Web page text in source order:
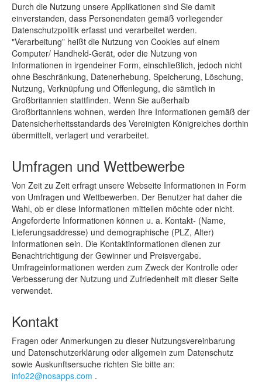
Durch die Nutzung unsere Applikationen sind Sie damit
einverstanden, dass Personendaten gemäß vorliegender
Datenschutzpolitik erfasst und verarbeitet werden.
"Verarbeitung” heißt die Nutzung von Cookies auf einem
Computer/ Handheld-Gerät, oder die Nutzung von
Informationen in irgendeiner Form, einschließlich, jedoch nicht
ohne Beschränkung, Datenerhebung, Speicherung, Löschung,
Nutzung, Verknüpfung und Offenlegung, die sämtlich in
Großbritannien stattfinden. Wenn Sie außerhalb
Großbritanniens wohnen, werden Ihre Informationen gemäß der
Datensicherheitsstandards des Vereinigten Königreiches dorthin
übermittelt, verlagert und verarbeitet.
Umfragen und Wettbewerbe
Von Zeit zu Zeit erfragt unsere Webseite Informationen in Form
von Umfragen und Wettbewerben. Der Benutzer hat daher die
Wahl, ob er diese Informationen mitteilen möchte oder nicht.
Angeforderte Informationen können u. a. Kontakt- (Name,
Lieferungsaddresse) und demographische (PLZ, Alter)
Informationen sein. Die Kontaktinformationen dienen zur
Benachtrichtigung der Gewinner und Preisvergabe.
Umfrageinformationen werden zum Zweck der Kontrolle oder
Verbesserung der Nutzung und Zufriedenheit mit dieser Seite
verwendet.
Kontakt
Fragen oder Anmerkungen zu dieser Nutzungsvereinbarung
und Datenschutzerklärung oder allgemein zum Datenschutz
sowie Auskunftsersuche richten Sie bitte an:
info22@nosapps.com .